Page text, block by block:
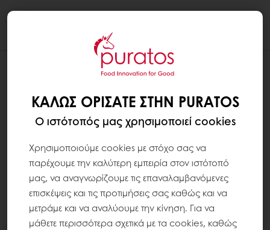
ΚΑΛΏΣ ΟΡΊΣΑΤΕ ΣΤΗΝ PURATOS
Ο ιστότοπός μας χρησιμοποιεί cookies
Χρησιμοποιούμε cookies με στόχο σας να
παρέχουμε την καλύτερη εμπειρία στον ιστότοπό
μας, να αναγνωρίζουμε τις επαναλαμβανόμενες
επισκέψεις και τις προτιμήσεις σας καθώς και να
μετράμε και να αναλύουμε την κίνηση. Για να
μάθετε περισσότερα σχετικά με τα cookies, καθώς